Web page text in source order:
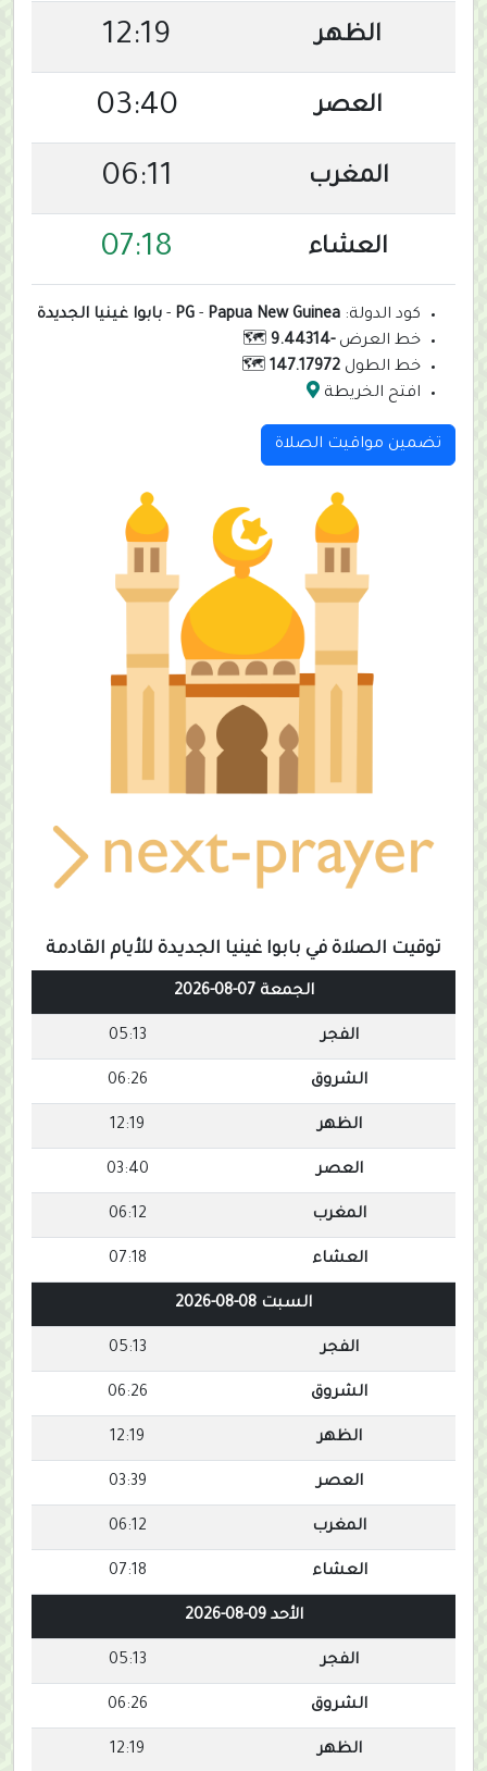
الظهر 12:19
العصر 03:40
المغرب 06:11
العشاء 07:18
كود الدولة: PG - Papua New Guinea
- بابوا غينيا الجديدة
خط العرض-9.44314
🗺️
خط الطول 147.17972
🗺️
افتح الخريطة
تضمين مواقيت الصلاة
توقيت الصلاة في بابوا غينيا الجديدة للأيام القادمة
الجمعة 07-08-2026
الفجر 05:13
الشروق 06:26
الظهر 12:19
العصر 03:40
المغرب 06:12
العشاء 07:18
السبت 08-08-2026
الفجر 05:13
الشروق 06:26
الظهر 12:19
العصر 03:39
المغرب 06:12
العشاء 07:18
الأحد 09-08-2026
الفجر 05:13
الشروق 06:26
الظهر 12:19